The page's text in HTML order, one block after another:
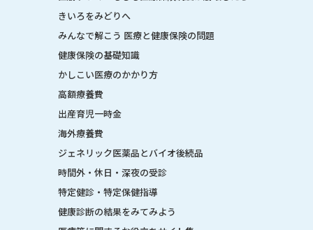
きいろをみどりへ
みんなで解こう 医療と健康保険の問題
健康保険の基礎知識
かしこい医療のかかり方
高額療養費
出産育児一時金
海外療養費
ジェネリック医薬品とバイオ後続品
時間外・休日・深夜の受診
特定健診・特定保健指導
健康診断の結果をみてみよう